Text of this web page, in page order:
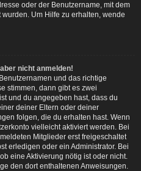
oder der Benutzername, mit dem
Um Hilfe zu erhalten, wende
nicht anmelden!
und das richtige
stimmen, dann gibt es zwei
und du angegeben hast, dass du
deiner Eltern oder deiner
folgen, die du erhalten hast. Wenn
vielleicht aktiviert werden. Bei
Mitglieder erst freigeschaltet
erledigen oder ein Administrator. Bei
eine Aktivierung nötig ist oder nicht.
den dort enthaltenen Anweisungen.